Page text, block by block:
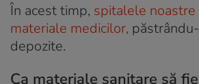
În acest timp, spitalele noastre
materiale medicilor,
depozite.
Ca materiale sanitare să